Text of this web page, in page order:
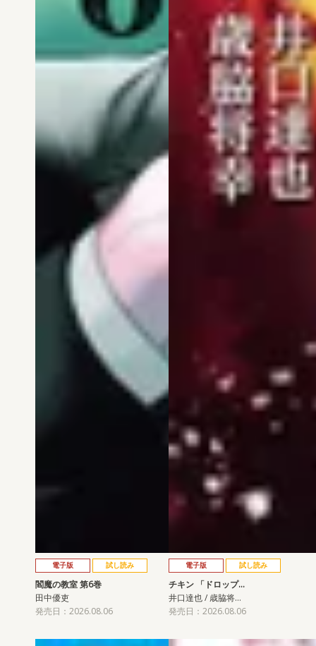
電子版 試し読み
閻魔の教室 第6巻
田中優吏
発売日：2026.08.06
電子版 試し読み
チキン 「ドロップ…
井口達也 / 歳脇将…
発売日：2026.08.06